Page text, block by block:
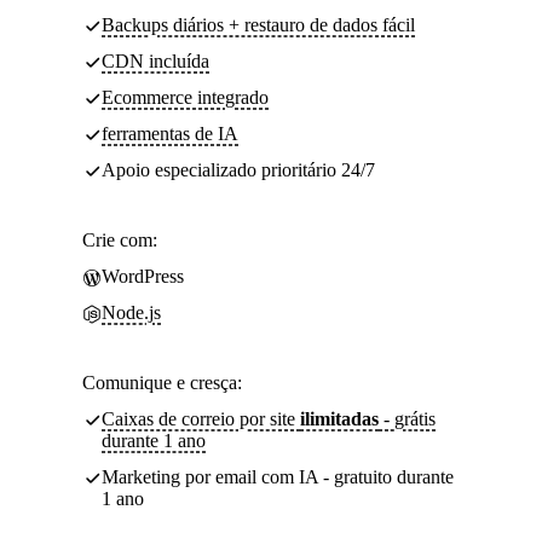
Backups diários + restauro de dados fácil
CDN incluída
Ecommerce integrado
ferramentas de IA
Apoio especializado prioritário 24/7
Crie com:
WordPress
Node.js
Comunique e cresça:
Caixas de correio por site ilimitadas - grátis
durante 1 ano
Marketing por email com IA - gratuito durante
1 ano